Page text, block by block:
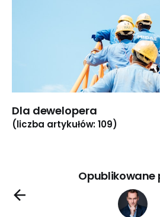
Dla dewelopera
(liczba artykułów: 109)
Opublikowane